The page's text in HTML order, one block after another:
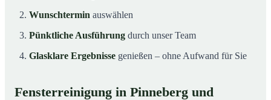
Wunschtermin auswählen
Pünktliche Ausführung durch unser Team
Glasklare Ergebnisse genießen – ohne Aufwand für Sie
Fensterreinigung in Pinneberg und